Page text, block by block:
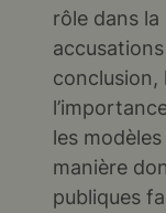
rôle dans
conclusion,
les
manière
publiques